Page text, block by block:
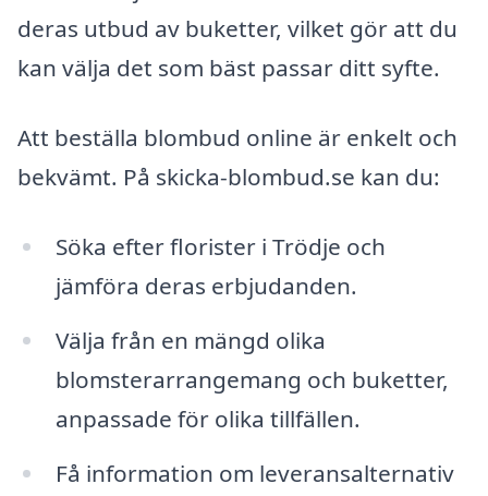
deras utbud av buketter, vilket gör att du
kan välja det som bäst passar ditt syfte.
Att beställa blombud online är enkelt och
bekvämt. På skicka-blombud.se kan du:
Söka efter florister i Trödje och
jämföra deras erbjudanden.
Välja från en mängd olika
blomsterarrangemang och buketter,
anpassade för olika tillfällen.
Få information om leveransalternativ